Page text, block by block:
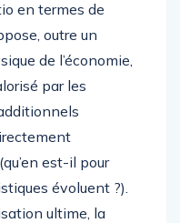
en termes de
outre un
de l’économie,
par les
est-il pour
évoluent ?).
ultime, la